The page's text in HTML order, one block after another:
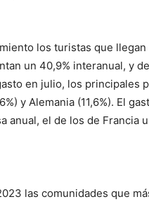
los turistas que
un 40,9% interanual, y
en julio, los principales
y Alemania (11,6%). El
anual, el de los de Francia
las comunidades que